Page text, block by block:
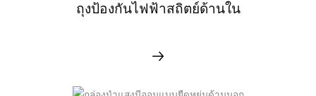
ถุงป้องกันไฟฟ้าสถิตย์ด้านใน